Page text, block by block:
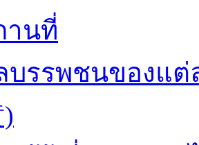
านที่
บรรพชนของแต่